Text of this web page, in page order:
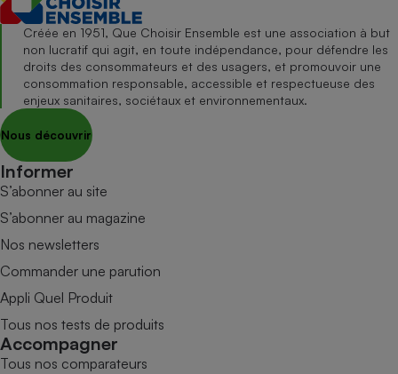
Créée en 1951, Que Choisir Ensemble est une association à but
non lucratif qui agit, en toute indépendance, pour défendre les
droits des consommateurs et des usagers, et promouvoir une
consommation responsable, accessible et respectueuse des
enjeux sanitaires, sociétaux et environnementaux.
Nous découvrir
Informer
S’abonner au site
S’abonner au magazine
Nos newsletters
Commander une parution
Appli Quel Produit
Tous nos tests de produits
Accompagner
Tous nos comparateurs